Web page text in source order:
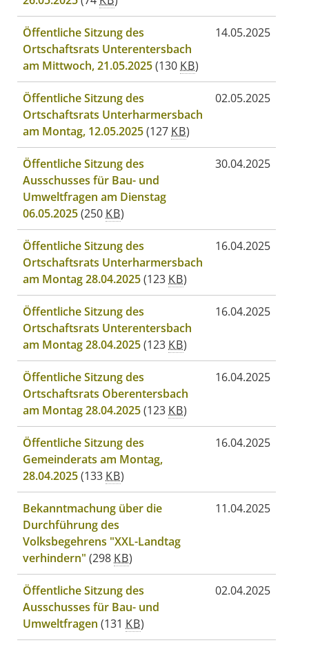
Öffentliche Sitzung des
Ortschaftsrats Unterentersbach
am Mittwoch, 21.05.2025(130KB)
14.05.2025
Öffentliche Sitzung des
Ortschaftsrats Unterharmersbach
am Montag, 12.05.2025(127KB)
02.05.2025
Öffentliche Sitzung des
Ausschusses für Bau- und
Umweltfragen am Dienstag
06.05.2025(250KB)
30.04.2025
Öffentliche Sitzung des
Ortschaftsrats Unterharmersbach
am Montag 28.04.2025(123KB)
16.04.2025
Öffentliche Sitzung des
Ortschaftsrats Unterentersbach
am Montag 28.04.2025(123KB)
16.04.2025
Öffentliche Sitzung des
Ortschaftsrats Oberentersbach
am Montag 28.04.2025(123KB)
16.04.2025
Öffentliche Sitzung des
Gemeinderats am Montag,
28.04.2025(133KB)
16.04.2025
Bekanntmachung über die
Durchführung des
Volksbegehrens "XXL-Landtag
verhindern" (298KB)
11.04.2025
Öffentliche Sitzung des
Ausschusses für Bau- und
Umweltfragen (131 KB)
02.04.2025